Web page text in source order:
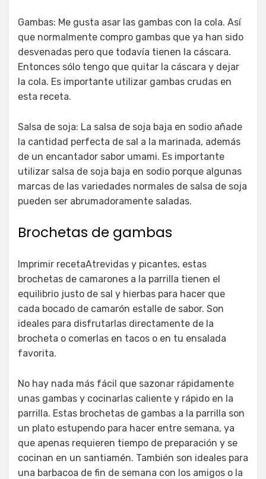
Gambas: Me gusta asar las gambas con la cola. Así
que normalmente compro gambas que ya han sido
desvenadas pero que todavía tienen la cáscara.
Entonces sólo tengo que quitar la cáscara y dejar
la cola. Es importante utilizar gambas crudas en
esta receta.
Salsa de soja: La salsa de soja baja en sodio añade
la cantidad perfecta de sal a la marinada, además
de un encantador sabor umami. Es importante
utilizar salsa de soja baja en sodio porque algunas
marcas de las variedades normales de salsa de soja
pueden ser abrumadoramente saladas.
Brochetas de gambas
Imprimir recetaAtrevidas y picantes, estas
brochetas de camarones a la parrilla tienen el
equilibrio justo de sal y hierbas para hacer que
cada bocado de camarón estalle de sabor. Son
ideales para disfrutarlas directamente de la
brocheta o comerlas en tacos o en tu ensalada
favorita.
No hay nada más fácil que sazonar rápidamente
unas gambas y cocinarlas caliente y rápido en la
parrilla. Estas brochetas de gambas a la parrilla son
un plato estupendo para hacer entre semana, ya
que apenas requieren tiempo de preparación y se
cocinan en un santiamén. También son ideales para
una barbacoa de fin de semana con los amigos o la